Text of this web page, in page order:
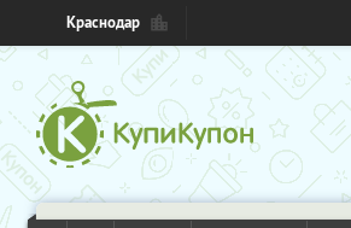
Краснодар